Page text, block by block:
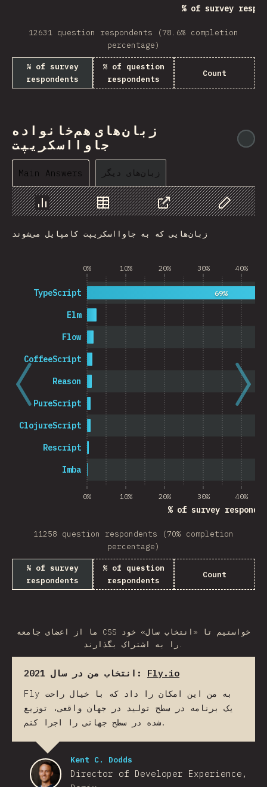
% of survey
12631 question respondents (78.6% completion
percentage)
% of survey
respondents
% of question
respondents
Count
زبان‌های هم‌خانواده
جاوااسکریپت
Main Answers زبان‌های دیگر
Chart Data Share
Customize
زبان‌هایی که به جاوااسکریپت کامپایل می‌شوند
0% 10% 20% 30% 40%
0% 10% 20% 30% 40%
% of survey
Imba
Rescript
ClojureScript
PureScript
Reason
CoffeeScript
Flow
Elm
TypeScript 69%
11258 question respondents (70% completion
percentage)
% of survey
respondents
% of question
respondents
Count
ما از اعضای جامعه CSS خواستیم تا «انتخاب سال» خود
را به اشتراک بگذارند.
انتخاب من در سال 2021: Fly.io
Fly به من این امکان را داد که با خیال راحت
یک برنامه در سطح تولید در جهان واقعی، توزیع
شده در سطح جهانی را اجرا کنم.
Kent C. Dodds
Director of Developer Experience,